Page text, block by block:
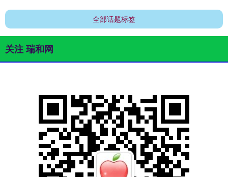
全部话题标签
关注 瑞和网